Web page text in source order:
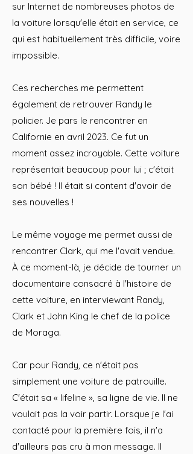
sur Internet de nombreuses photos de
la voiture lorsqu'elle était en service, ce
qui est habituellement très difficile, voire
impossible.
Ces recherches me permettent
également de retrouver Randy le
policier. Je pars le rencontrer en
Californie en avril 2023. Ce fut un
moment assez incroyable. Cette voiture
représentait beaucoup pour lui ; c'était
son bébé ! Il était si content d'avoir de
ses nouvelles !
Le même voyage me permet aussi de
rencontrer Clark, qui me l'avait vendue.
À ce moment-là, je décide de tourner un
documentaire consacré à l'histoire de
cette voiture, en interviewant Randy,
Clark et John King le chef de la police
de Moraga.
Car pour Randy, ce n'était pas
simplement une voiture de patrouille.
C'était sa « lifeline », sa ligne de vie. Il ne
voulait pas la voir partir. Lorsque je l'ai
contacté pour la première fois, il n'a
d'ailleurs pas cru à mon message. Il